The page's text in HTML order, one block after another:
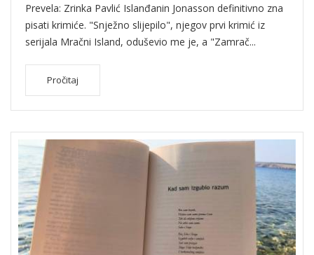
Prevela: Zrinka Pavlić Islanđanin Jonasson definitivno zna
pisati krimiće. "Snježno slijepilo", njegov prvi krimić iz
serijala Mračni Island, oduševio me je, a "Zamrač...
Pročitaj